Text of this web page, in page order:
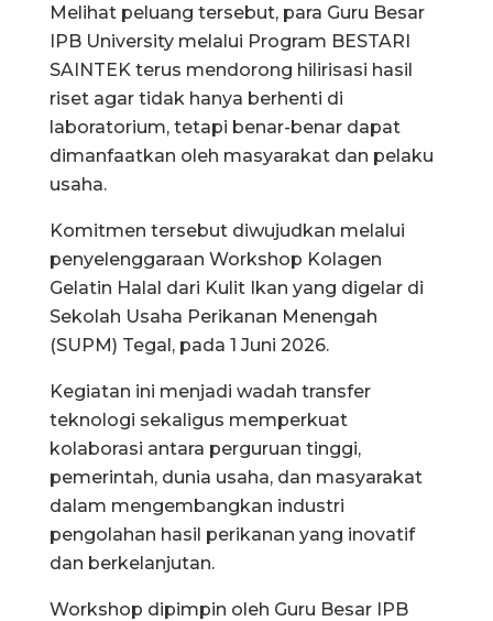
Melihat peluang tersebut, para Guru Besar
IPB University melalui Program BESTARI
SAINTEK terus mendorong hilirisasi hasil
riset agar tidak hanya berhenti di
laboratorium, tetapi benar-benar dapat
dimanfaatkan oleh masyarakat dan pelaku
usaha.
Komitmen tersebut diwujudkan melalui
penyelenggaraan Workshop Kolagen
Gelatin Halal dari Kulit Ikan yang digelar di
Sekolah Usaha Perikanan Menengah
(SUPM) Tegal, pada 1 Juni 2026.
Kegiatan ini menjadi wadah transfer
teknologi sekaligus memperkuat
kolaborasi antara perguruan tinggi,
pemerintah, dunia usaha, dan masyarakat
dalam mengembangkan industri
pengolahan hasil perikanan yang inovatif
dan berkelanjutan.
Workshop dipimpin oleh Guru Besar IPB